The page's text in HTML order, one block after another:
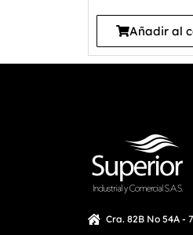
Añadir al
Cra. 82B No 54A -